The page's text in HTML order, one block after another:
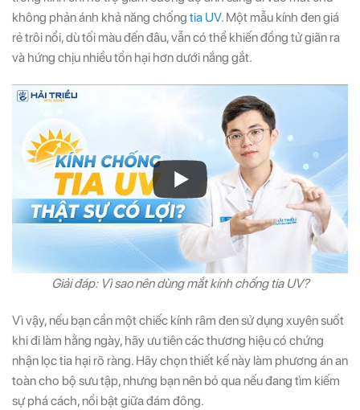
không phản ánh khả năng chống tia UV. Một mẫu kính đen giá
rẻ trôi nổi, dù tối màu đến đâu, vẫn có thể khiến đồng tử giãn ra
và hứng chịu nhiều tổn hại hơn dưới nắng gắt.
Giải đáp: Vì sao nên dùng mắt kính chống tia UV?
Vì vậy, nếu bạn cần một chiếc kính râm đen sử dụng xuyên suốt
khi đi làm hằng ngày, hãy ưu tiên các thương hiệu có chứng
nhận lọc tia hại rõ ràng. Hãy chọn thiết kế này làm phương án an
toàn cho bộ sưu tập, nhưng bạn nên bỏ qua nếu đang tìm kiếm
sự phá cách, nổi bật giữa đám đông.